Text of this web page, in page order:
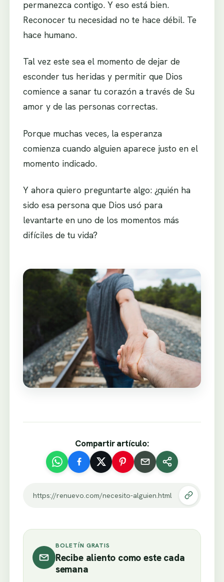
permanezca contigo. Y eso está bien.
Reconocer tu necesidad no te hace débil. Te
hace humano.
Tal vez este sea el momento de dejar de
esconder tus heridas y permitir que Dios
comience a sanar tu corazón a través de Su
amor y de las personas correctas.
Porque muchas veces, la esperanza
comienza cuando alguien aparece justo en el
momento indicado.
Y ahora quiero preguntarte algo: ¿quién ha
sido esa persona que Dios usó para
levantarte en uno de los momentos más
difíciles de tu vida?
Compartir artículo:
https://renuevo.com/necesito-alguien.html
BOLETÍN GRATIS
Recibe aliento como este cada
semana